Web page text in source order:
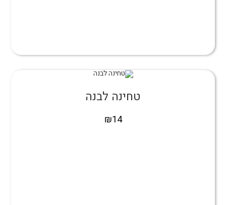
טחינה לבנה
₪14